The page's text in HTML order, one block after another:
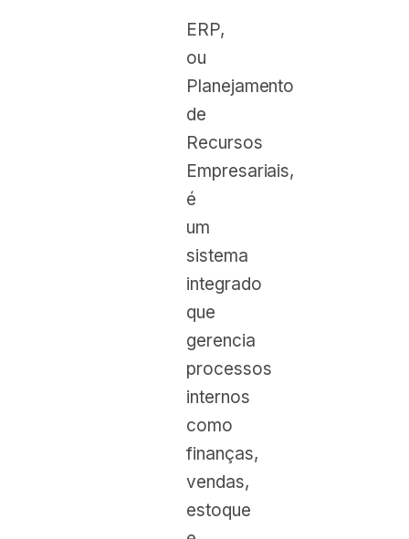
ERP,
ou
Planejamento
de
Recursos
Empresariais,
é
um
sistema
integrado
que
gerencia
processos
internos
como
finanças,
vendas,
estoque